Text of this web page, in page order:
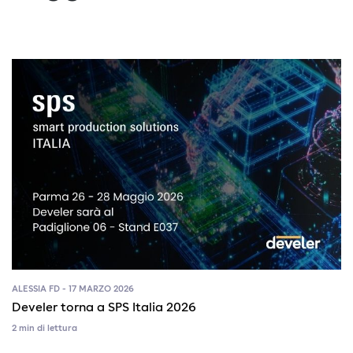
ALESSIA FD - 17 MARZO 2026
Develer torna a SPS Italia 2026
2 min di lettura